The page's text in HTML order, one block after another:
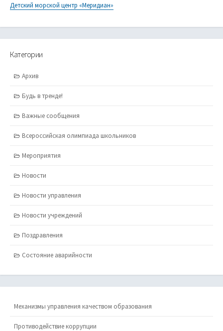
Детский морской центр «Меридиан»
Категории
Архив
Будь в тренде!
Важные сообщения
Всероссийская олимпиада школьников
Мероприятия
Новости
Новости управления
Новости учреждений
Поздравления
Состояние аварийности
Механизмы управления качеством образования
Противодействие коррупции